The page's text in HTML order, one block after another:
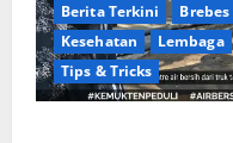
Berita Terkini Brebes
Kesehatan
Lembaga
Tips & Tricks